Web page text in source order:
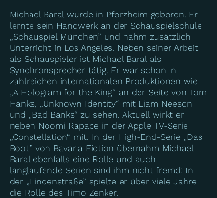
Michael Baral wurde in Pforzheim geboren. Er
lernte sein Handwerk an der Schauspielschule
„Schauspiel München” und nahm zusätzlich
Unterricht in Los Angeles. Neben seiner Arbeit
als Schauspieler ist Michael Baral als
Synchronsprecher tätig. Er war schon in
zahlreichen internationalen Produktionen wie
„A Hologram for the King“ an der Seite von Tom
Hanks, „Unknown Identity“ mit Liam Neeson
und „Bad Banks“ zu sehen. Aktuell wirkt er
neben Noomi Rapace in der Apple TV-Serie
„Constellation“ mit. In der High-End-Serie „Das
Boot” von Bavaria Fiction übernahm Michael
Baral ebenfalls eine Rolle und auch
langlaufende Serien sind ihm nicht fremd: In
der „Lindenstraße” spielte er über viele Jahre
die Rolle des Timo Zenker.